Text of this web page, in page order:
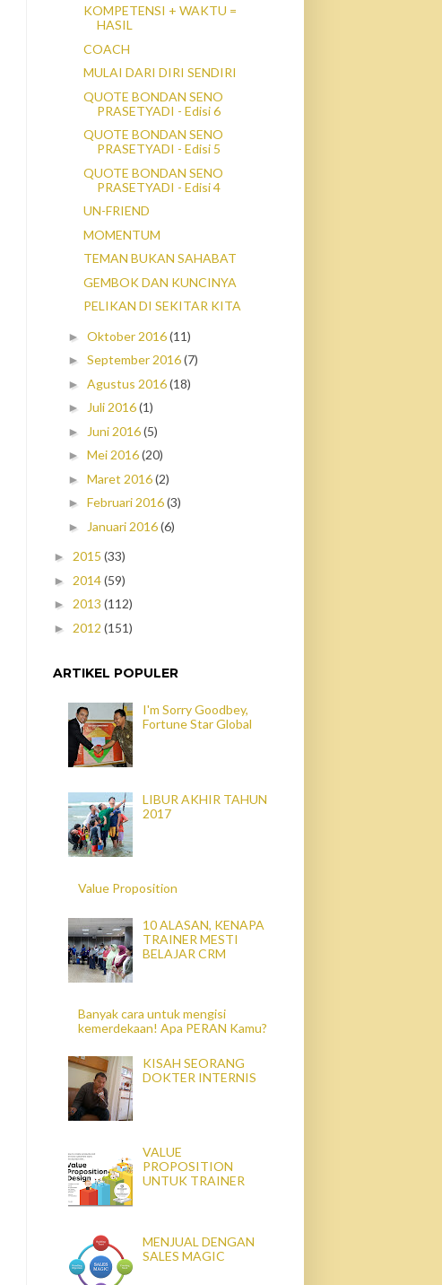
KOMPETENSI + WAKTU =
HASIL
COACH
MULAI DARI DIRI SENDIRI
QUOTE BONDAN SENO
PRASETYADI - Edisi 6
QUOTE BONDAN SENO
PRASETYADI - Edisi 5
QUOTE BONDAN SENO
PRASETYADI - Edisi 4
UN-FRIEND
MOMENTUM
TEMAN BUKAN SAHABAT
GEMBOK DAN KUNCINYA
PELIKAN DI SEKITAR KITA
►Oktober 2016(11)
►September 2016(7)
►Agustus 2016(18)
► Juli 2016(1)
► Juni 2016(5)
►Mei 2016(20)
►Maret 2016(2)
►Februari 2016(3)
► Januari 2016(6)
► 2015 (33)
► 2014(59)
► 2013 (112)
► 2012 (151)
ARTIKEL POPULER
I'm Sorry Goodbey,
Fortune Star Global
LIBUR AKHIR TAHUN
2017
Value Proposition
10 ALASAN, KENAPA
TRAINER MESTI
BELAJAR CRM
Banyak cara untuk mengisi
kemerdekaan! Apa PERAN Kamu?
KISAH SEORANG
DOKTER INTERNIS
VALUE
PROPOSITION
UNTUK TRAINER
MENJUAL DENGAN
SALES MAGIC